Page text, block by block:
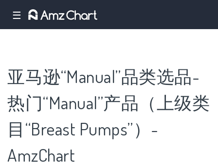
☰
亚马逊“Manual”品类选品-
热门“Manual”产品（上级类
目“Breast Pumps”）-
AmzChart